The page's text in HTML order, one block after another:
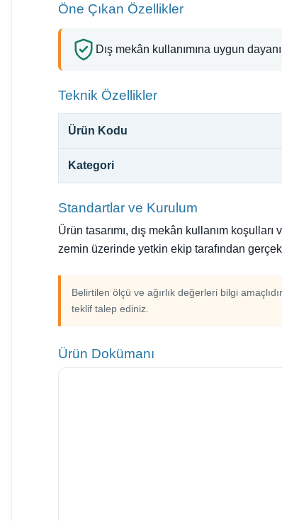
Öne Çıkan Özellikler
Dış mekân kullanımına uygun
Teknik Özellikler
Ürün Kodu
Kategori
Standartlar ve Kurulum
Ürün tasarımı, dış mekân kullanım
zemin üzerinde yetkin ekip tarafından
Belirtilen ölçü ve ağırlık değerleri bilgi
teklif talep ediniz.
Ürün Dokümanı